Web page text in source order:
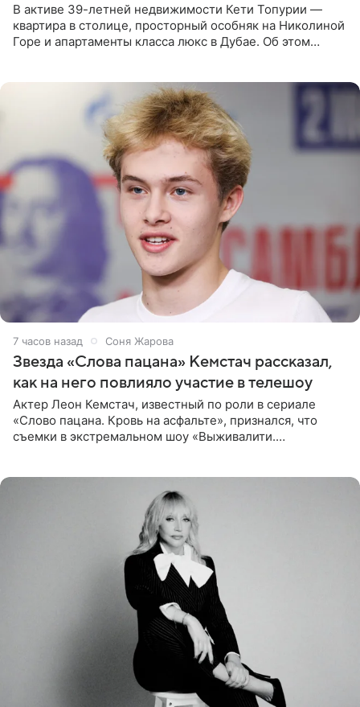
В активе 39-летней недвижимости Кети Топурии —
квартира в столице, просторный особняк на Николиной
Горе и апартаменты класса люкс в Дубае. Об этом
7 часов назад Соня Жарова
Звезда «Слова пацана» Кемстач рассказал,
как на него повлияло участие в телешоу
Актер Леон Кемстач, известный по роли в сериале
«Слово пацана. Кровь на асфальте», признался, что
съемки в экстремальном шоу «Выживалити.